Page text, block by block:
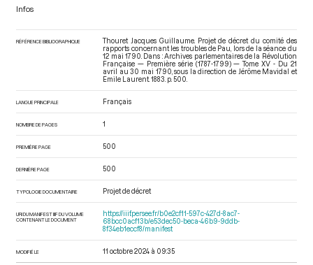
Infos
RÉFÉRENCE BIBLIOGRAPHIQUE
Thouret Jacques Guillaume. Projet de décret du comité des
rapports concernant les troubles de Pau, lors de la séance du
12 mai 1790. Dans : Archives parlementaires de la Révolution
Française — Première série (1787-1799) — Tome XV - Du 21
avril au 30 mai 1790 , sous la direction de Jérôme Mavidal et
Emile Laurent. 1883. p. 500.
LANGUE PRINCIPALE Français
NOMBRE DE PAGES 1
PREMIÈRE PAGE 500
DERNIÈRE PAGE 500
TYPOLOGIE DOCUMENTAIRE Projet de décret
URI DU MANIFEST IIIF DU VOLUME
CONTENANT LE DOCUMENT
https://iiif.persee.fr/b0e2cf11-597c-427d-8ac7-
68bcc0acf13b/e53dec50-beca-46b9-9ddb-
8f34eb1eccf8/manifest
MODIFIÉ LE 11 octobre 2024 à 09:35